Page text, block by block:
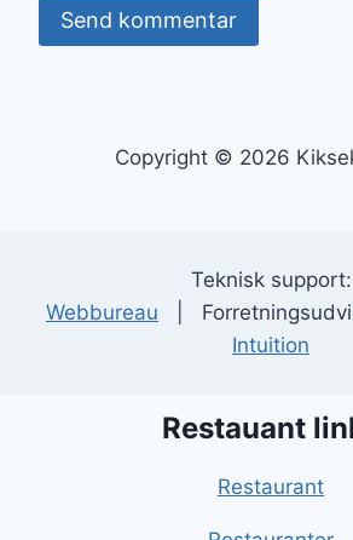
Copyright © 2026
Teknisk support:
Webbureau |
Intuition
Restauant
Restaurant